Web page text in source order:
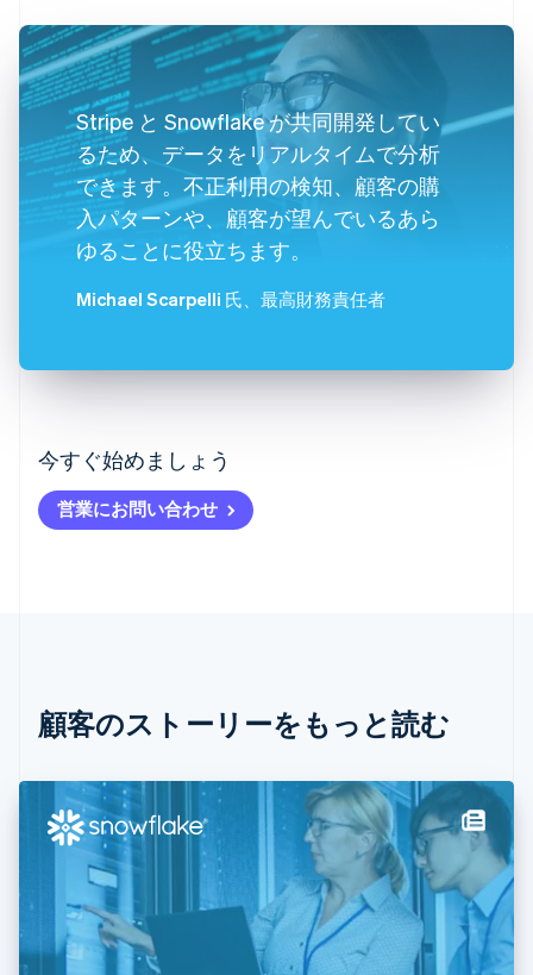
今すぐ始めましょう
営業にお問い合わせ
Stripe と Snowflake が共同開発してい
るため、データをリアルタイムで分析
できます。不正利用の検知、顧客の購
入パターンや、顧客が望んでいるあら
ゆることに役立ちます。
Michael Scarpelli 氏 、最高財務責任者
顧客のストーリーをもっと読む
アイルランド
English
アメリカ
EnglishEspañol简体中文
English
エストニア
オーストラリア
English
オーストリア
Deutsch
オランダ
Nederlands
カナダ
English Français